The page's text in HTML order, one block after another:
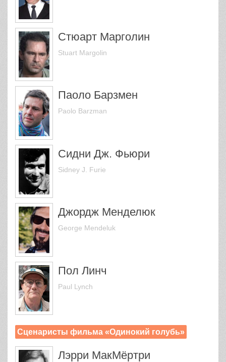
Стюарт Марголин
Stuart Margolin
Паоло Барзмен
Paolo Barzman
Сидни Дж. Фьюри
Sidney J. Furie
Джордж Менделюк
George Mendeluk
Пол Линч
Paul Lynch
Сценаристы фильма «Одинокий голубь»
Лэрри МакМёртри